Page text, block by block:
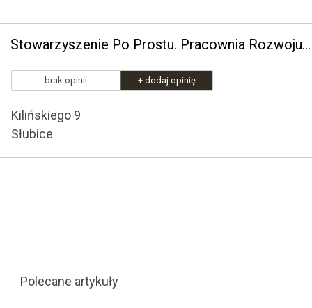
Stowarzyszenie Po Prostu. Pracownia Rozwoju Osobistego
brak opinii + dodaj opinię
Kilińskiego 9
Słubice
Polecane artykuły